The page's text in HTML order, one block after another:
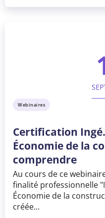
Webinaires
Certification
Économie de la
comprendre
Au cours de ce
finalité professionnelle
Économie de la
créée...